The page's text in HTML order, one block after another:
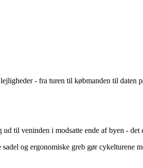
- fra turen til købmanden til daten
til veninden i modsatte ende af byen - det
og ergonomiske greb gør cykelturene